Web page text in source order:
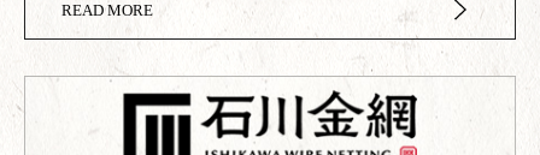
READ MORE